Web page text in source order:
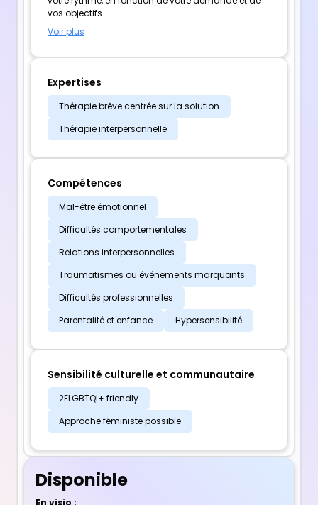
vos objectifs.
Voir plus
Expertises
Thérapie brève centrée sur la solution
Thérapie interpersonnelle
Compétences
Mal-être émotionnel
Difficultés comportementales
Relations interpersonnelles
Traumatismes ou événements marquants
Difficultés professionnelles
Parentalité et enfance
Hypersensibilité
Sensibilité culturelle et communautaire
2ELGBTQI+ friendly
Approche féministe possible
Disponible